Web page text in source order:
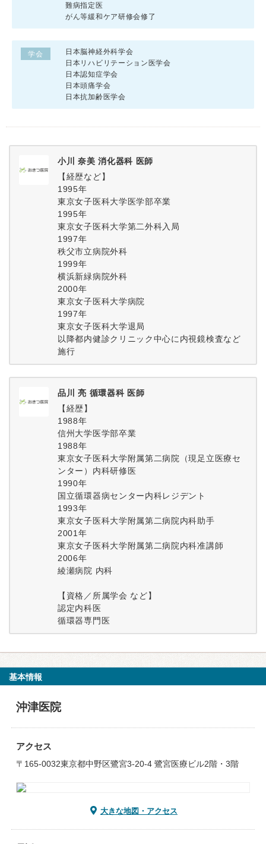
難病指定医
がん等緩和ケア研修会修了
学会
日本脳神経外科学会
日本リハビリテーション医学会
日本認知症学会
日本頭痛学会
日本抗加齢医学会
小川 奈美 消化器科 医師
【経歴など】
1995年
東京女子医科大学医学部卒業
1995年
東京女子医科大学第二外科入局
1997年
秩父市立病院外科
1999年
横浜新緑病院外科
2000年
東京女子医科大学病院
1997年
東京女子医科大学退局
以降都内健診クリニック中心に内視鏡検査など
施行
品川 亮 循環器科 医師
【経歴】
1988年
信州大学医学部卒業
1988年
東京女子医科大学附属第二病院（現足立医療セ
ンター）内科研修医
1990年
国立循環器病センター内科レジデント
1993年
東京女子医科大学附属第二病院内科助手
2001年
東京女子医科大学附属第二病院内科准講師
2006年
綾瀬病院 内科
【資格／所属学会 など】
認定内科医
循環器専門医
基本情報
沖津医院
アクセス
〒165-0032東京都中野区鷺宮3-20-4 鷺宮医療ビル2階・3階
大きな地図・アクセス